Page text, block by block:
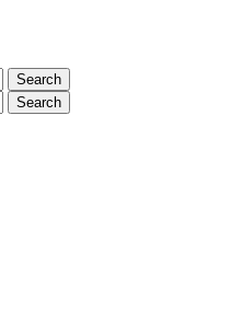
Search
Search